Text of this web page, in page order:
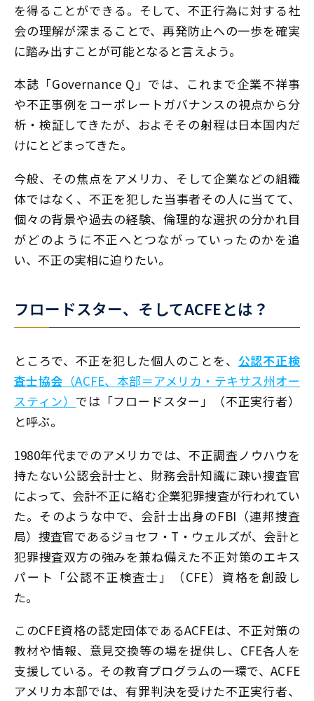
を得ることができる。そして、不正行為に対する社
会の理解が深まることで、再発防止への一歩を確実
に踏み出すことが可能となると言えよう。
本誌「Governance Q」では、これまで企業不祥事
や不正事例をコーポレートガバナンスの視点から分
析・検証してきたが、およそその射程は日本国内だ
けにとどまってきた。
今般、その焦点をアメリカ、そして企業などの組織
体ではなく、不正を犯した当事者その人に当てて、
個々の背景や過去の経験、倫理的な選択の分かれ目
がどのように不正へとつながっていったのかを追
い、不正の実相に迫りたい。
フロードスター、そしてACFEとは ？
ところで、不正を犯した個人のことを、 公認不正検
査士協会 （ACFE、本部＝アメリカ・テキサス州オー
スティン） では「フロードスター」（不正実行者）
と呼ぶ。
1980年代までのアメリカでは、不正調査ノウハウを
持たない公認会計士と、財務会計知識に疎い捜査官
によって、会計不正に絡む企業犯罪捜査が行われてい
た。そのような中で、会計士出身のFBI（連邦捜査
局）捜査官であるジョセフ・T・ウェルズが、会計と
犯罪捜査双方の強みを兼ね備えた不正対策のエキス
パート「公認不正検査士」（CFE）資格を創設し
た。
このCFE資格の認定団体であるACFEは、不正対策の
教材や情報、意見交換等の場を提供し、CFE各人を
支援している。その教育プログラムの一環で、ACFE
アメリカ本部では、有罪判決を受けた不正実行者、